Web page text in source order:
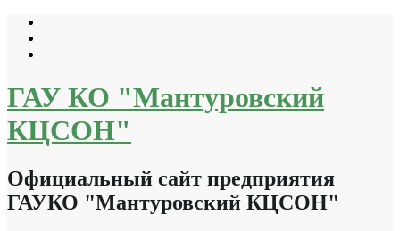
Перейти
содержимому
ГАУ КО "Мантуровский
КЦСОН"
Официальный сайт предприятия
ГАУКО "Мантуровский КЦСОН"